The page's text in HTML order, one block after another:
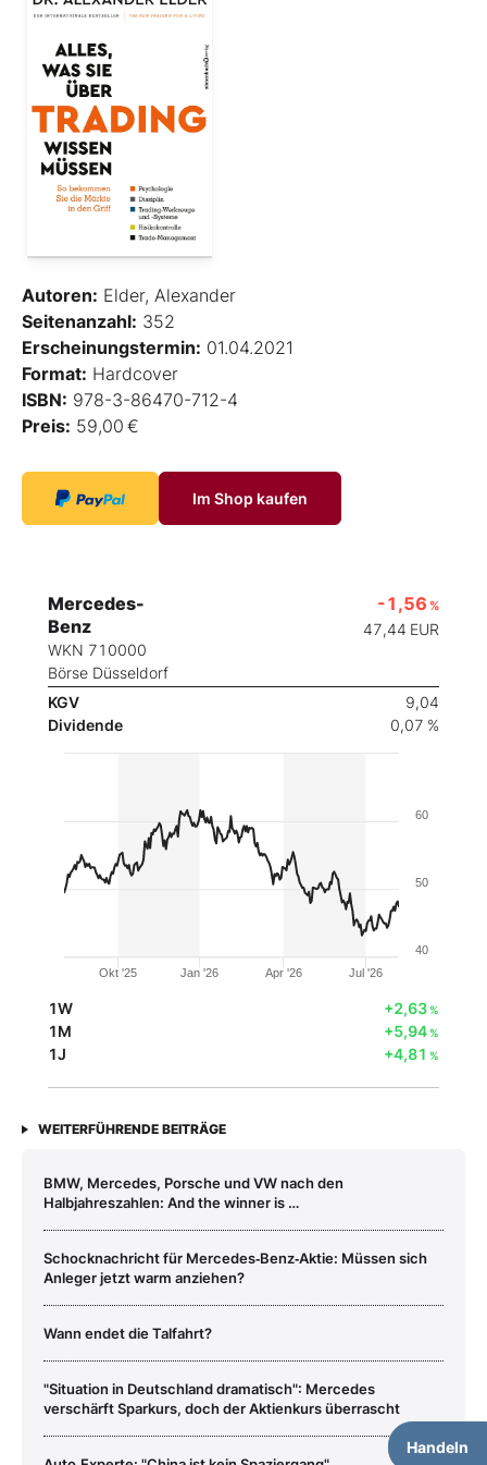
Autoren: Elder, Alexander
Seitenanzahl: 352
Erscheinungstermin: 01.04.2021
Format: Hardcover
ISBN: 978-3-86470-712-4
Preis: 59,00 €
Im Shop kaufen
Mercedes-
Benz
WKN 710000
Börse Düsseldorf
-1,56 %
47,44 EUR
KGV
9,04
Dividende
0,07 %
Handeln
Okt '25 Jan '26 Apr '26 Jul '26
40
50
60
1W +2,63%
1M +5,94%
1J +4,81 %
WEITERFÜHRENDE BEITRÄGE
BMW, Mercedes, Porsche und VW nach den
Halbjahreszahlen: And the winner is …
Schocknachricht für Mercedes‑Benz‑Aktie: Müssen sich
Anleger jetzt warm anziehen?
Wann endet die Talfahrt?
"Situation in Deutschland dramatisch": Mercedes
verschärft Sparkurs, doch der Aktienkurs überrascht